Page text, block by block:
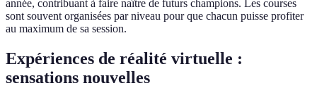
année, contribuant à faire naître de futurs champions. Les courses
sont souvent organisées par niveau pour que chacun puisse profiter
au maximum de sa session.
Expériences de réalité virtuelle :
sensations nouvelles